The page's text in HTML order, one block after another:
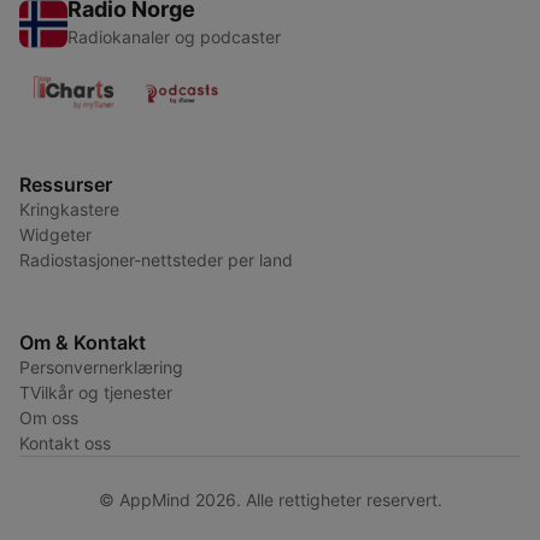
Radio Norge
Radiokanaler og podcaster
Ressurser
Kringkastere
Widgeter
Radiostasjoner-nettsteder per land
Om & Kontakt
Personvernerklæring
TVilkår og tjenester
Om oss
Kontakt oss
© AppMind 2026. Alle rettigheter reservert.